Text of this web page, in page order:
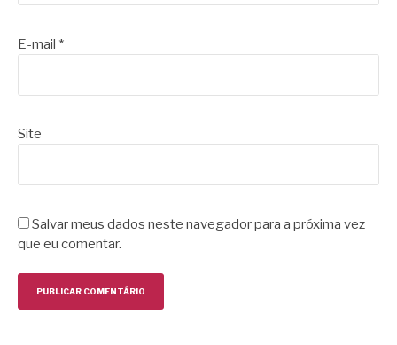
E-mail *
Site
Salvar meus dados neste navegador para a próxima vez
que eu comentar.